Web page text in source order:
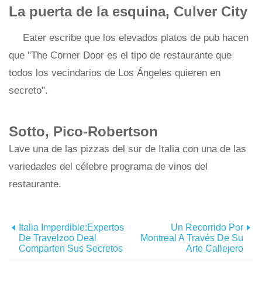
La puerta de la esquina, Culver City
Eater escribe que los elevados platos de pub hacen
que "The Corner Door es el tipo de restaurante que
todos los vecindarios de Los Ángeles quieren en
secreto".
Sotto, Pico-Robertson
Lave una de las pizzas del sur de Italia con una de las
variedades del célebre programa de vinos del
restaurante.
Italia Imperdible:Expertos
De Travelzoo Deal
Comparten Sus Secretos
Un Recorrido Por
Montreal A Través De Su
Arte Callejero